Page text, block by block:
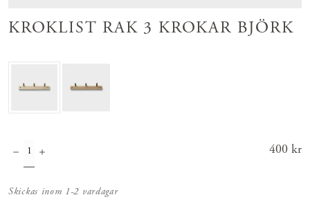
KROKLIST RAK 3 KROKAR BJÖRK
Pris :
400 kr
Skickas inom 1-2 vardagar